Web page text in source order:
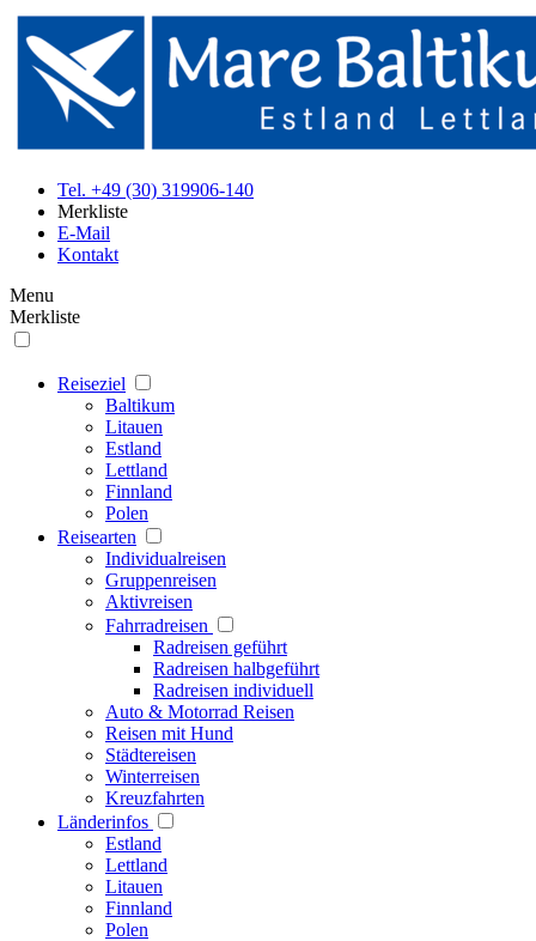
Tel. +49 (30) 319906-140
Merkliste
E-Mail
Kontakt
Menu
Merkliste
Reiseziel
Baltikum
Litauen
Estland
Lettland
Finnland
Polen
Reisearten
Individualreisen
Gruppenreisen
Aktivreisen
Fahrradreisen
Radreisen geführt
Radreisen halbgeführt
Radreisen individuell
Auto & Motorrad Reisen
Reisen mit Hund
Städtereisen
Winterreisen
Kreuzfahrten
Länderinfos
Estland
Lettland
Litauen
Finnland
Polen